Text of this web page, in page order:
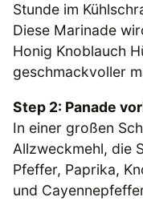
Stunde im
Diese Marinade
Honig Knoblauch
geschmackvoller
Step 2: Panade
In einer großen
Allzweckmehl, die
Pfeffer, Paprika,
und